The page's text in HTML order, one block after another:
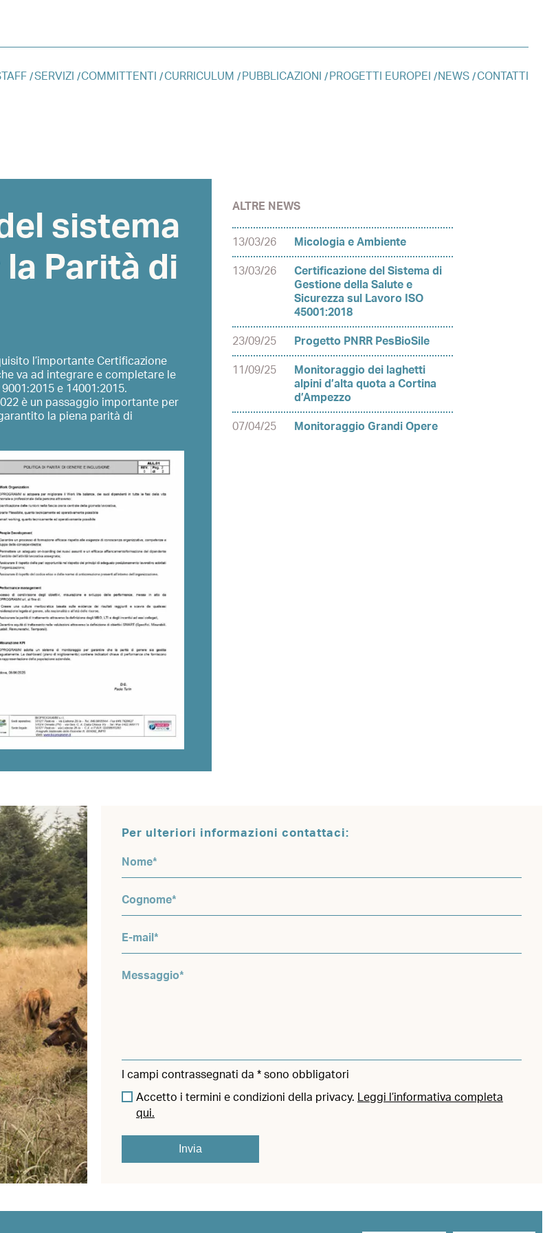
SERVIZI COMMITTENTI CURRICULUM PUBBLICAZIONI PROGETTI EUROPEI NEWS CONTATTI
sistema
Parità di
l’importante Certificazione
va ad integrare e completare le
e 14001:2015.
è un passaggio importante per
la piena parità di
ALTRE NEWS
13/03/26 Micologia e Ambiente
13/03/26
Certificazione del Sistema di
Gestione della Salute e
Sicurezza sul Lavoro ISO
45001:2018
23/09/25 Progetto PNRR PesBioSile
11/09/25
Monitoraggio dei laghetti
alpini d’alta quota a Cortina
d’Ampezzo
07/04/25 Monitoraggio Grandi Opere
Per ulteriori informazioni contattaci:
I campi contrassegnati da * sono obbligatori
Accetto i termini e condizioni della privacy.
Leggi l’informativa completa
qui.